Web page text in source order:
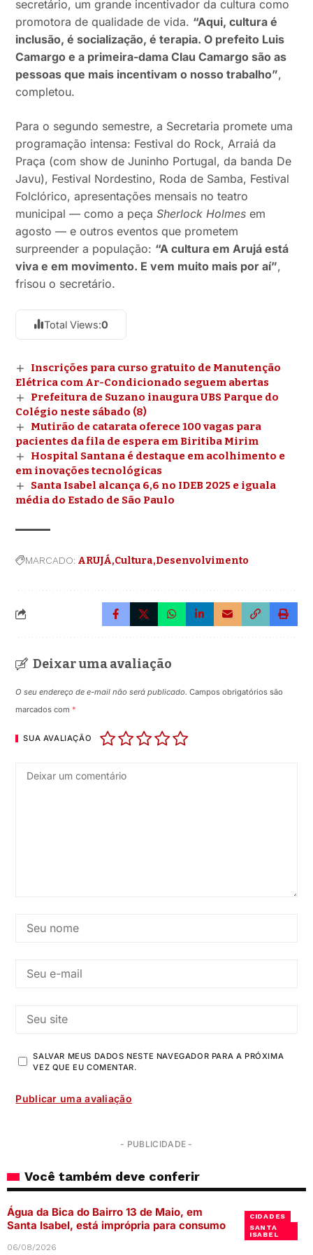
secretário, um grande incentivador da cultura como
promotora de qualidade de vida. “Aqui, cultura é
inclusão, é socialização, é terapia. O prefeito Luis
Camargo e a primeira-dama Clau Camargo são as
pessoas que mais incentivam o nosso trabalho”,
completou.
Para o segundo semestre, a Secretaria promete uma
programação intensa: Festival do Rock, Arraiá da
Praça (com show de Juninho Portugal, da banda De
Javu), Festival Nordestino, Roda de Samba, Festival
Folclórico, apresentações mensais no teatro
municipal — como a peçaSherlock Holmes em
agosto — e outros eventos que prometem
surpreender a população: “A cultura em Arujá está
viva e em movimento. E vem muito mais por aí”,
frisou o secretário.
Total Views:0
Inscrições para curso gratuito de Manutenção
Elétrica com Ar-Condicionado seguem abertas
Prefeitura de Suzano inaugura UBS Parque do
Colégio neste sábado (8)
Mutirão de catarata oferece 100 vagas para
pacientes da fila de espera em Biritiba Mirim
Hospital Santana é destaque em acolhimento e
em inovações tecnológicas
Santa Isabel alcança 6,6 no IDEB 2025 e iguala
média do Estado de São Paulo
MARCADO: ARUJÁ Cultura Desenvolvimento
Deixar uma avaliação
O seu endereço de e-mail não será publicado. Campos obrigatórios são
marcados com*
SUA AVALIAÇÃO
SALVAR MEUS DADOS NESTE NAVEGADOR PARA A PRÓXIMA
VEZ QUE EU COMENTAR.
- PUBLICIDADE -
Você também deve conferir
CIDADES
SANTA
ISABEL
Água da Bica do Bairro 13 de Maio, em
Santa Isabel, está imprópria para consumo
06/08/2026